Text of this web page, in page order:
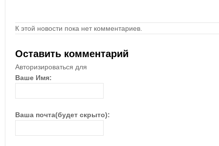
К этой новости пока нет комментариев.
Оставить комментарий
Авторизироваться для
Ваше Имя:
Ваша почта(будет скрыто):